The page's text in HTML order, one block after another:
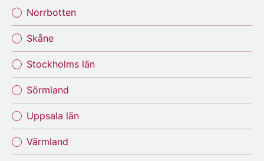
Norrbotten
Skåne
Stockholms län
Sörmland
Uppsala län
Värmland